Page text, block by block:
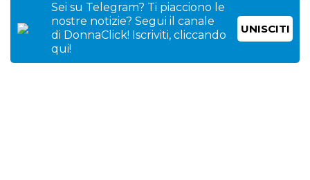
Sei su Telegram? Ti piacciono le
nostre notizie? Segui il canale
di DonnaClick! Iscriviti, cliccando
qui!
UNISCITI